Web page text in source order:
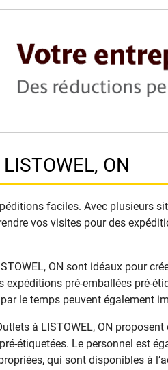
ON
faciles. Avec plusieurs
vos visites pour des
ON sont idéaux pour
expéditions pré-emballées pré-
le temps peuvent également
à LISTOWEL, ON
étiquetées. Le personnel est
qui sont disponibles à